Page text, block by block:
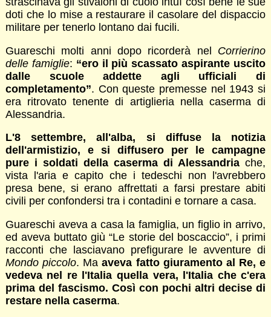
doti che lo mise a restaurare il casolare del dispaccio
militare per tenerlo lontano dai fucili.
Guareschi molti anni dopo ricorderà nel Corrierino
delle famiglie: “ero il più scassato aspirante uscito
dalle scuole addette agli ufficiali di
completamento”. Con queste premesse nel 1943 si
era ritrovato tenente di artiglieria nella caserma di
Alessandria.
L'8 settembre, all'alba, si diffuse la notizia
dell'armistizio, e si diffusero per le campagne
pure i soldati della caserma di Alessandria che,
vista l'aria e capito che i tedeschi non l'avrebbero
presa bene, si erano affrettati a farsi prestare abiti
civili per confondersi tra i contadini e tornare a casa.
Guareschi aveva a casa la famiglia, un figlio in arrivo,
ed aveva buttato giù “Le storie del boscaccio”, i primi
racconti che lasciavano prefigurare le avventure di
Mondo piccolo. Maaveva fatto giuramento al Re, e
vedeva nel re l'Italia quella vera, l'Italia che c'era
prima del fascismo. Così con pochi altri decise di
restare nella caserma.